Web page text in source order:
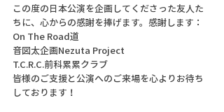
この度の日本公演を企画してくださった友人た
ちに、心からの感謝を捧げます。感謝します：
On The Road道
音図太企画Nezuta Project
T.C.R.C.前科累累クラブ
皆様のご支援と公演へのご来場を心よりお待ち
しております！